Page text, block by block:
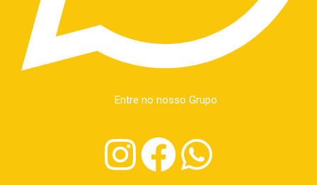
Entre no nosso Grupo